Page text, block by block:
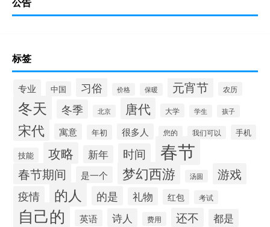
标签
专业 中国 习俗 价格 保暖 元宵节 农历
冬天 冬季 北京 唐代 大学 学生 孩子
宋代 寓意 年初 很多人 您的 我们可以
手机
技能
攻略 新年 时间 春节
春节期间 是一个 梦幻西游 汤圆 游戏
疫情 的人 的是 礼物 红包 考试
自己的 英语 诗人 费用 还不 都是